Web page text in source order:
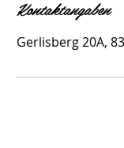
Kontaktangaben
Gerlisberg 20A,